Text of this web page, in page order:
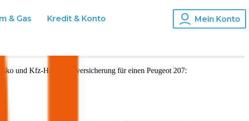
& Gas Kredit & Konto Mein Konto
und Kfz-Haftpflichtversicherung für einen Peugeot 207: